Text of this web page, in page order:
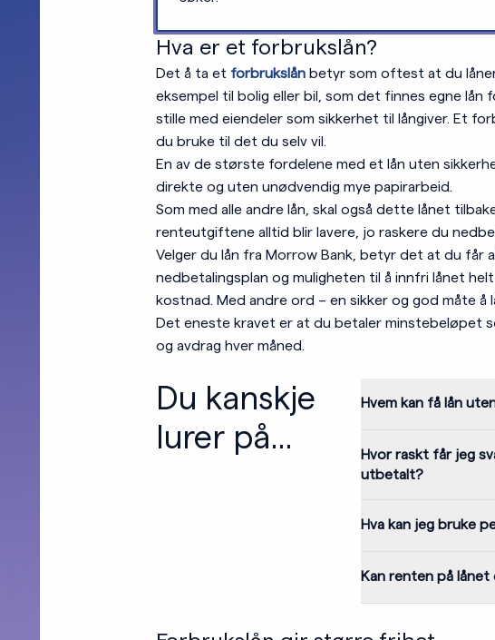
Hva er et forbrukslån?
Det å ta et forbrukslån betyr som oftest at du
eksempel til bolig eller bil, som det finnes egne
stille med eiendeler som sikkerhet til långiver. Et
du bruke til det du selv vil.
En av de største fordelene med et lån uten
direkte og uten unødvendig mye papirarbeid.
Som med alle andre lån, skal også dette lånet
renteutgiftene alltid blir lavere, jo raskere du
Velger du lån fra Morrow Bank, betyr det at du får
nedbetalingsplan og muligheten til å innfri lånet
kostnad. Med andre ord – en sikker og god måte å
Det eneste kravet er at du betaler minstebeløpet
og avdrag hver måned.
Du kanskje
lurer på...
Hvem kan få lån
Hvor raskt får jeg
utbetalt?
Hva kan jeg bruke
Kan renten på lånet